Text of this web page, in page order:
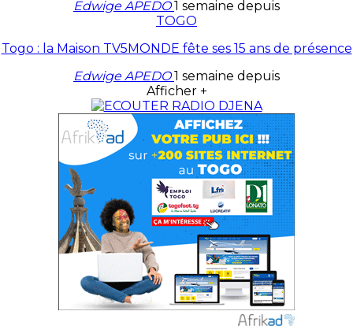
Edwige APEDO1 semaine depuis
TOGO
Togo : la Maison TV5MONDE fête ses 15 ans de présence
Edwige APEDO1 semaine depuis
Afficher +